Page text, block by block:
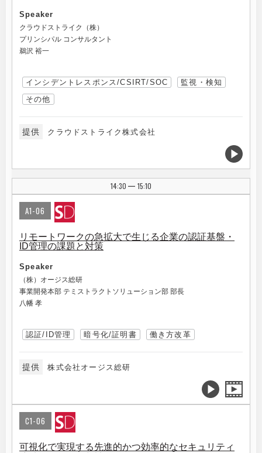
Speaker
クラウドストライク（株）
プリンシパル コンサルタント
鵜沢 裕一
インシデントレスポンス/CSIRT/SOC
監視・検知
その他
提供 クラウドストライク株式会社
14:30 | 15:10
A1-06
リモートワークの急拡大で生じる企業の認証基盤・
ID管理の課題と対策
Speaker
（株）オージス総研
事業開発本部 テミストラクトソリューション部 部長
八幡 孝
認証/ID管理 暗号化/証明書 働き方改革
提供 株式会社オージス総研
C1-06
可視化で実現する先進的かつ効率的なセキュリティ